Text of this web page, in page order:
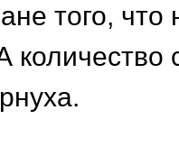
того, что